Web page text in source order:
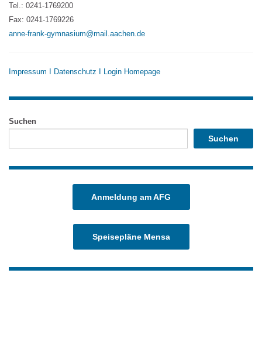
Tel.: 0241-1769200
Fax: 0241-1769226
anne-frank-gymnasium@mail.aachen.de
Impressum Datenschutz Login Homepage
Suchen
Suchen
Anmeldung am AFG
Speisepläne Mensa